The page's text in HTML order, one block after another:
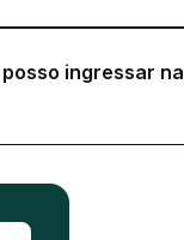
ingressar na